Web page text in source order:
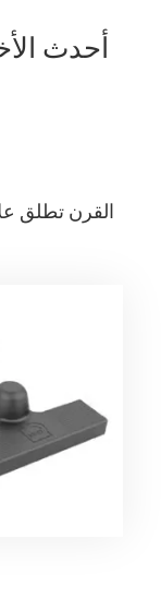
أحدث
القرن تطلق